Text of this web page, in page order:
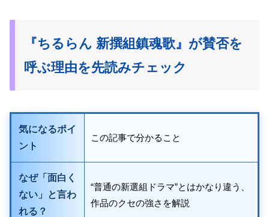
『ちるらん 新撰組鎮魂歌』が賛否を
呼ぶ理由を先読みチェック
気になるポイ
ント
この記事で分かること
なぜ「面白く
ない」と言わ
れる？
“普通の新選組ドラマ”とはかなり違う、
作品のクセの強さを解説